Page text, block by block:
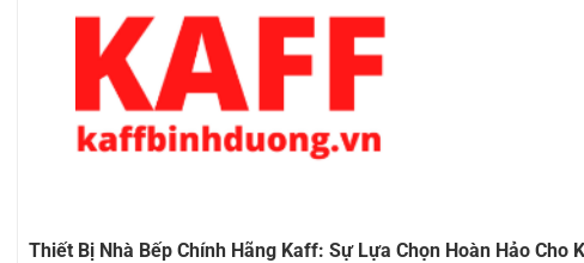
Thiết Bị Nhà Bếp Chính Hãng Kaff: Sự Lựa Chọn Hoàn Hảo Cho